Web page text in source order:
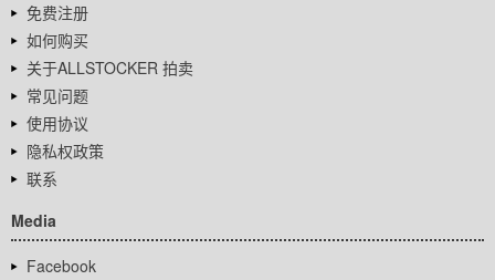
免费注册
如何购买
关于ALLSTOCKER 拍卖
常见问题
使用协议
隐私权政策
联系
Media
Facebook